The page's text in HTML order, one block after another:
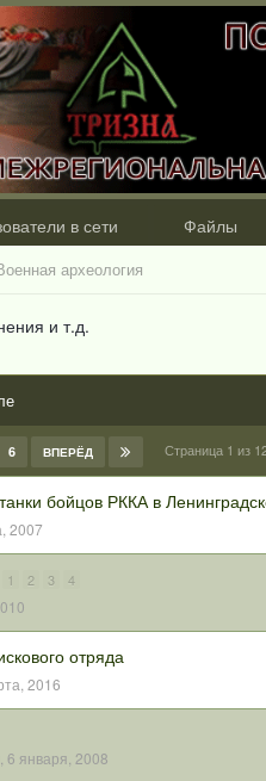
в сети Файлы
археология
и т.д.
6 ВПЕРЁД Страница 1 из
бойцов РККА в
2007
1 2 3 4
отряда
2016
, 6 января, 2008